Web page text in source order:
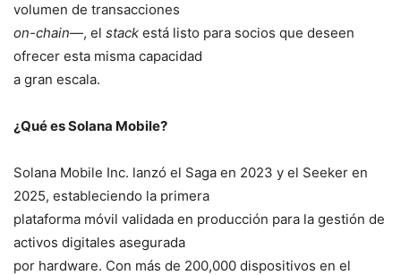
volumen de transacciones
on-chain—, el stack está listo para socios que deseen
ofrecer esta misma capacidad
a gran escala.
¿Qué es Solana Mobile?
Solana Mobile Inc. lanzó el Saga en 2023 y el Seeker en
2025, estableciendo la primera
plataforma móvil validada en producción para la gestión de
activos digitales asegurada
por hardware. Con más de 200,000 dispositivos en el